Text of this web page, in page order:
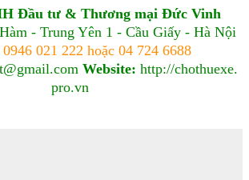
Đầu tư & Thương mại Đức Vinh
- Trung Yên 1 - Cầu Giấy - Hà Nội
0946 021 222 hoặc 04 724 6688
Website: http://chothuexe.
pro.vn